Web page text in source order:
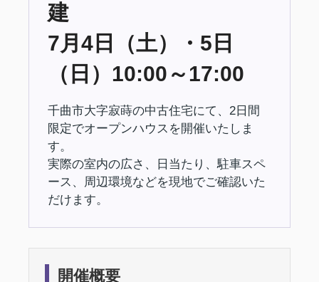
建
7月4日（土）・5日
（日）10:00～17:00
千曲市大字寂蒔の中古住宅にて、2日間
限定でオープンハウスを開催いたしま
す。
実際の室内の広さ、日当たり、駐車スペ
ース、周辺環境などを現地でご確認いた
だけます。
開催概要